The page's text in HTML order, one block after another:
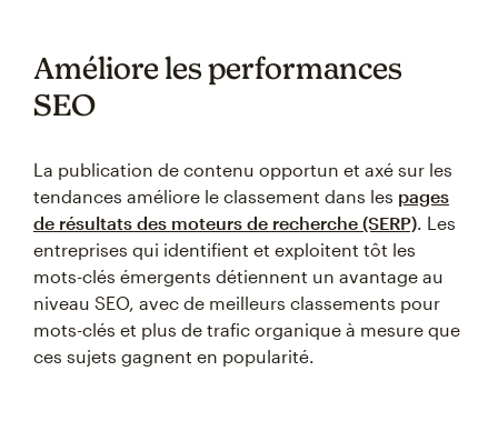
Améliore les performances
SEO
La publication de contenu opportun et axé sur les
tendances améliore le classement dans les pages
de résultats des moteurs de recherche (SERP). Les
entreprises qui identifient et exploitent tôt les
mots-clés émergents détiennent un avantage au
niveau SEO, avec de meilleurs classements pour
mots-clés et plus de trafic organique à mesure que
ces sujets gagnent en popularité.